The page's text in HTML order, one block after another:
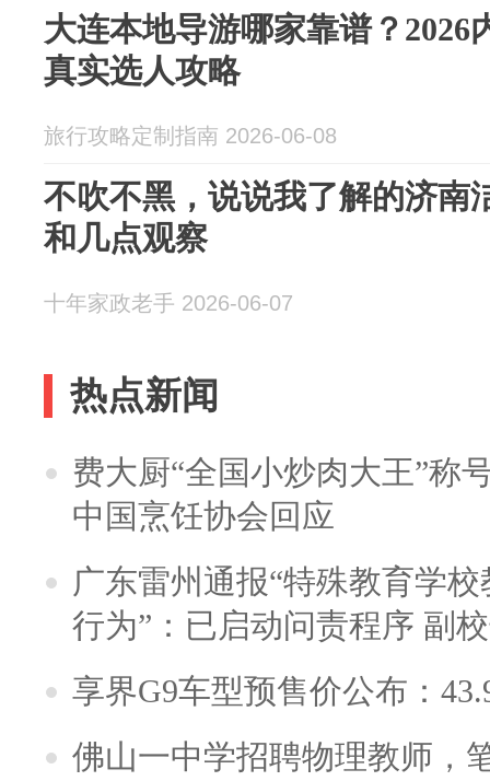
大连本地导游哪家靠谱？2026
真实选人攻略
旅行攻略定制指南 2026-06-08
不吹不黑，说说我了解的济南
和几点观察
十年家政老手 2026-06-07
热点新闻
费大厨“全国小炒肉大王”称
中国烹饪协会回应
广东雷州通报“特殊教育学
行为”：已启动问责程序 副
享界G9车型预售价公布：
佛山一中学招聘物理教师，